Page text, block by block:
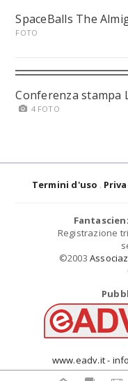
SpaceBalls The
FOTO
Conferenza stampa
4 FOTO
Termini d'uso
Registrazione
©2003
www.eadv.it -